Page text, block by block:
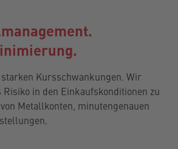
Kursschwankungen. Wir
in den Einkaufskonditionen zu
Metallkonten, minutengenauen